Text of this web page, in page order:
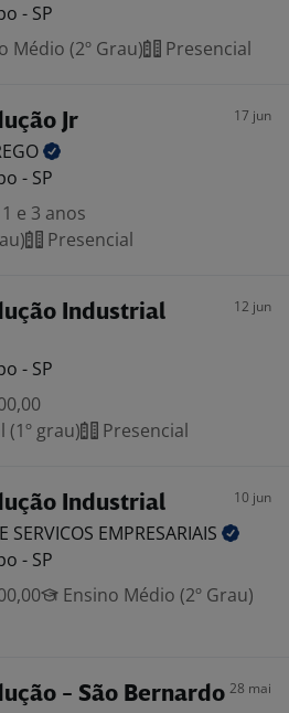
- SP
Médio (2º Grau) Presencial
Jr 17 jun
- SP
e 3 anos
Presencial
Industrial 12 jun
- SP
(1º grau)
Presencial
Industrial 10 jun
SERVICOS EMPRESARIAIS
- SP
Ensino Médio (2º Grau)
- São Bernardo 28 mai